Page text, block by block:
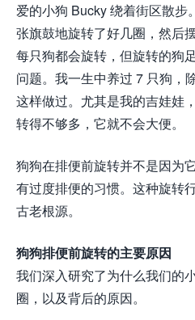
爱的小狗 Bucky 绕着街区散步
张旗鼓地旋转了好几圈，然后
每只狗都会旋转，但旋转的狗
问题。我一生中养过 7 只狗，
这样做过。尤其是我的吉娃娃
转得不够多，它就不会大便。
狗狗在排便前旋转并不是因为
有过度排便的习惯。这种旋转
古老根源。
狗狗排便前旋转的主要原因
我们深入研究了为什么我们的
圈，以及背后的原因。